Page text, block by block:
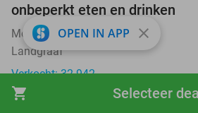
shopping_cart Selecteer
onbeperkt eten en drinken
Mondo Verde
Landgraaf
Verkocht: 32.942
OPEN IN APP close